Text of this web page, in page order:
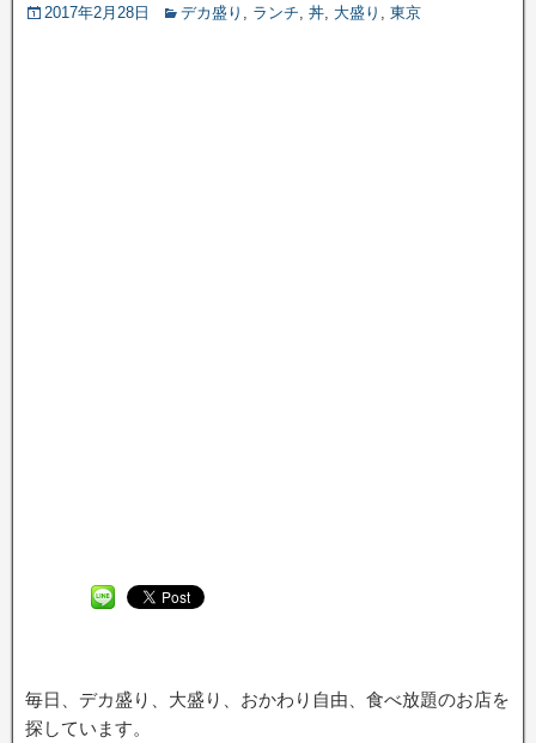
2017年2月28日 デカ盛り , ランチ, 丼, 大盛り , 東京
毎日、デカ盛り、大盛り、おかわり自由、食べ放題のお店を
探しています。